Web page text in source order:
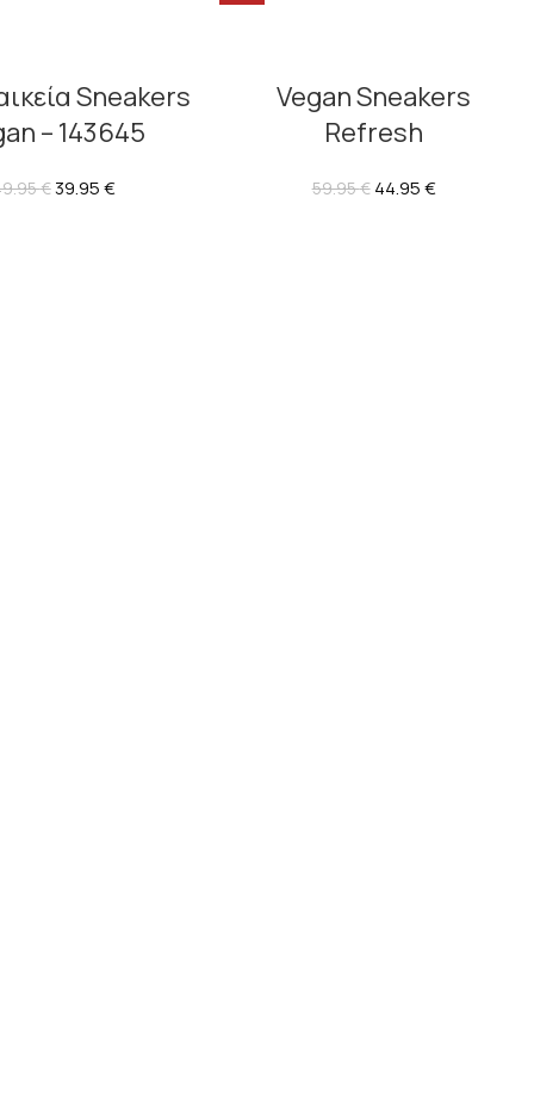
Sneakers
– 143645
€39.95€
Vegan Sneakers
Refresh
59.95€ 44.95€